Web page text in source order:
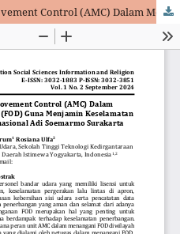
Analisis Peran Unit Apron Movement Control (AMC) Dalam Menangani Foreign Object Debris (FOD) Guna Menjamin Keselamatan Penerbangan di Bandara Internasional Adi Soemarmo Surakarta